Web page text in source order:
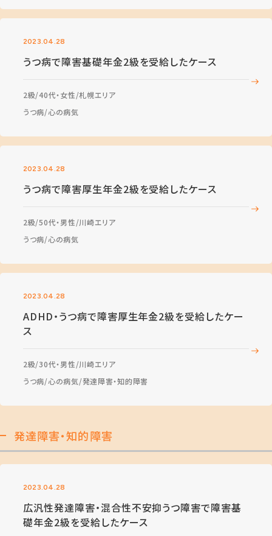
2023.04.28
うつ病で障害基礎年金2級を受給したケース
2級 40代・女性 札幌エリア
うつ病 心の病気
2023.04.28
うつ病で障害厚生年金2級を受給したケース
2級 50代・男性 川崎エリア
うつ病 心の病気
2023.04.28
ADHD・うつ病で障害厚生年金2級を受給したケー
ス
2級 30代・男性 川崎エリア
うつ病 心の病気 発達障害・知的障害
発達障害・知的障害
2023.04.28
広汎性発達障害・混合性不安抑うつ障害で障害基
礎年金2級を受給したケース